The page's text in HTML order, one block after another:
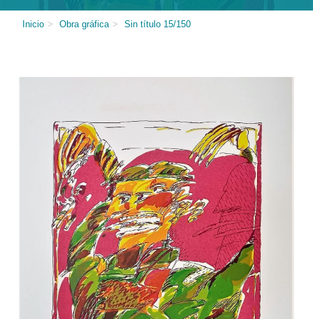
Inicio > Obra gráfica > Sin título 15/150